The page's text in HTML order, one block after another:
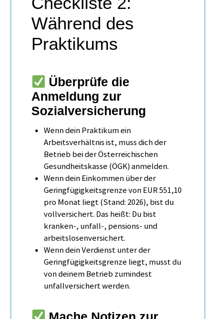
Während des
Praktikums
Überprüfe die
Anmeldung zur
Sozialversicherung
Wenn dein Praktikum ein
Arbeitsverhältnis ist, muss dich der
Betrieb bei der Österreichischen
Gesundheitskasse (ÖGK) anmelden.
Wenn dein Einkommen über der
Geringfügigkeitsgrenze von EUR 551,10
pro Monat liegt (Stand: 2026), bist du
vollversichert. Das heißt: Du bist
kranken-, unfall-, pensions- und
arbeitslosenversichert.
Wenn dein Verdienst unter der
Geringfügigkeitsgrenze liegt, musst du
von deinem Betrieb zumindest
unfallversichert werden.